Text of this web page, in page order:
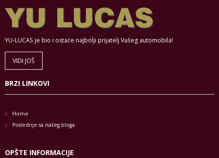
YU-LUCAS je bio i ostaće najbolji prijatelj Vašeg automobila!
VIDI JOŠ
BRZI LINKOVI
Home
Poslednje sa našeg bloga
OPŠTE INFORMACIJE